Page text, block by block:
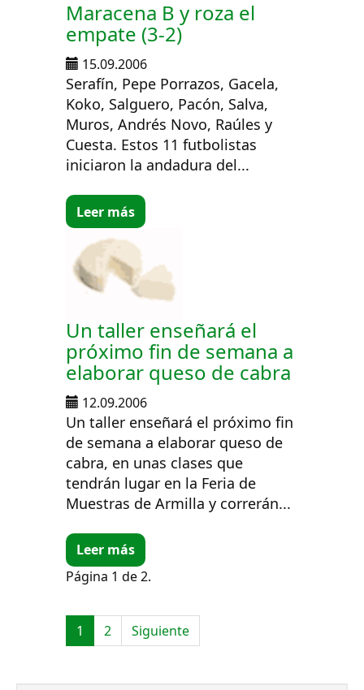
Maracena B y roza el
empate (3-2)
15.09.2006
Serafín, Pepe Porrazos, Gacela,
Koko, Salguero, Pacón, Salva,
Muros, Andrés Novo, Raúles y
Cuesta. Estos 11 futbolistas
iniciaron la andadura del...
Leer más
Un taller enseñará el
próximo fin de semana a
elaborar queso de cabra
12.09.2006
Un taller enseñará el próximo fin
de semana a elaborar queso de
cabra, en unas clases que
tendrán lugar en la Feria de
Muestras de Armilla y correrán...
Leer más
Página 1 de 2.
1 2 Siguiente